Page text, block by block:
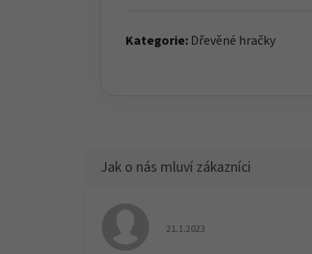
Kategorie: Dřevěné hračky
Hodnocení obchodu je 5 z 5
21.1.2023